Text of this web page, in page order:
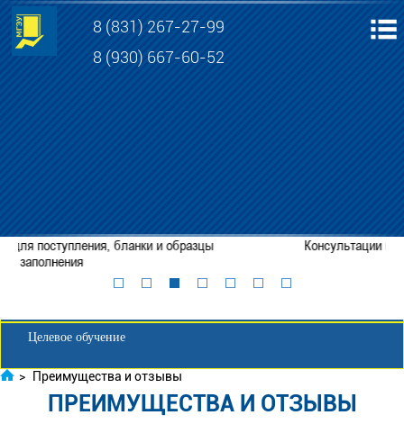
8 (831) 267-27-99
8 (930) 667-60-52
Консультации по приему в АНО ВО МГЭУ
Забронировать место
Личный кабинет для абитуриента
Целевое обучение
> Преимущества и отзывы
ПРЕИМУЩЕСТВА И ОТЗЫВЫ